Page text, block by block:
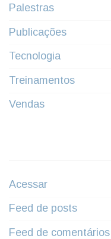
Palestras
Publicações
Tecnologia
Treinamentos
Vendas
Acessar
Feed de posts
Feed de comentários